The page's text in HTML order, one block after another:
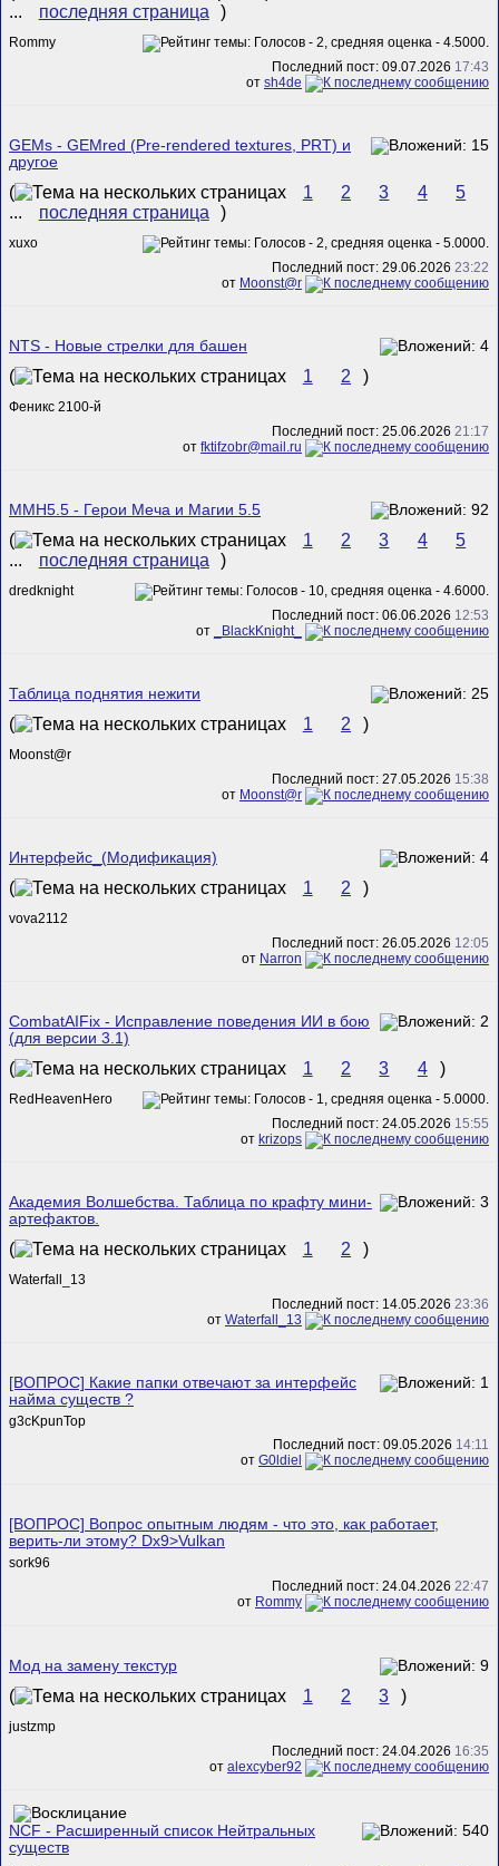
...
последняя страница )
Rommy
Последний пост: 09.07.2026 17:43
от sh4de
GEMs - GEMred (Pre-rendered textures, PRT) и
другое
( 1 2 3 4
5
...
последняя страница )
xuxo
Последний пост: 29.06.2026 23:22
от Mооnst@r
NTS - Новые стрелки для башен
( 1 2 )
Феникс 2100-й
Последний пост: 25.06.2026 21:17
от fktifzobr@mail.ru
MMH5.5 - Герои Меча и Магии 5.5
( 1 2 3 4
5
...
последняя страница )
dredknight
Последний пост: 06.06.2026 12:53
от
_BlackKnight_
Таблица поднятия нежити
( 1 2 )
Mооnst@r
Последний пост: 27.05.2026 15:38
от Mооnst@r
Интерфейс_(Модификация)
( 1 2 )
vova2112
Последний пост: 26.05.2026 12:05
от Narron
CombatAIFix - Исправление поведения ИИ в бою
(для версии 3.1)
( 1 2 3 4 )
RedHeavenHero
Последний пост: 24.05.2026 15:55
от krizops
Академия Волшебства. Таблица по крафту мини-
артефактов.
( 1 2 )
Waterfall_13
Последний пост: 14.05.2026 23:36
от Waterfall_13
[ВОПРОС] Какие папки отвечают за интерфейс
найма существ ?
g3cKpunTop
Последний пост: 09.05.2026 14:11
от G0ldiel
[ВОПРОС] Вопрос опытным людям - что это, как работает,
верить-ли этому? Dx9>Vulkan
sork96
Последний пост: 24.04.2026 22:47
от Rommy
Мод на замену текстур
( 1 2 3 )
justzmp
Последний пост: 24.04.2026 16:35
от alexcyber92
NCF - Расширенный список Нейтральных
существ